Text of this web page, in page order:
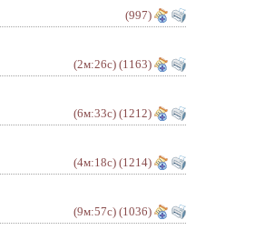
(997)
(2м:26с) (1163)
(6м:33с) (1212)
(4м:18с) (1214)
(9м:57с) (1036)